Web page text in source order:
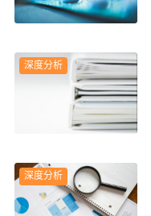
深度分析
深度分析